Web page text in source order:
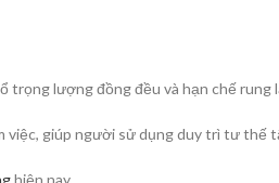
lượng đồng đều và hạn chế rung
việc, giúp người sử dụng duy trì tư thế
hiện nay.